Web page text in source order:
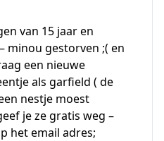
van 15 jaar en
minou gestorven ;( en
een nieuwe
als garfield ( de
nestje moest
je ze gratis weg –
het email adres;